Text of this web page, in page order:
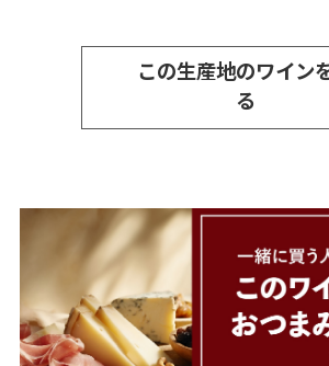
この生産地のワイン
る